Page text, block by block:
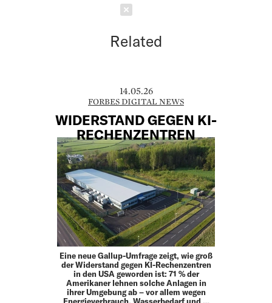
Related
14.05.26
FORBES DIGITAL NEWS
WIDERSTAND GEGEN KI-
RECHENZENTREN
Eine neue Gallup-Umfrage zeigt, wie groß
der Widerstand gegen KI-Rechenzentren
in den USA geworden ist: 71 % der
Amerikaner lehnen solche Anlagen in
ihrer Umgebung ab – vor allem wegen